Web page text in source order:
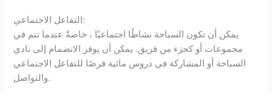
التفاعل الاجتماعي:
يمكن أن تكون السباحة نشاطًا اجتماعيًا ، خاصةً عندما تتم في
مجموعات أو كجزء من فريق. يمكن أن يوفر الانضمام إلى نادي
السباحة أو المشاركة في دروس مائية فرصًا للتفاعل الاجتماعي
والتواصل.